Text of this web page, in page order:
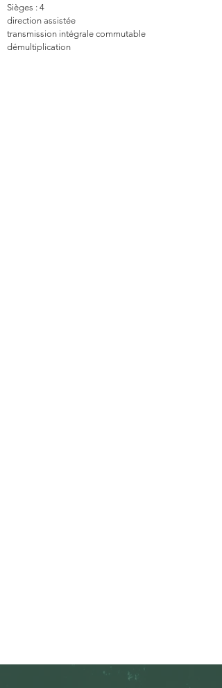
Sièges : 4
direction assistée
transmission intégrale commutable
démultiplication